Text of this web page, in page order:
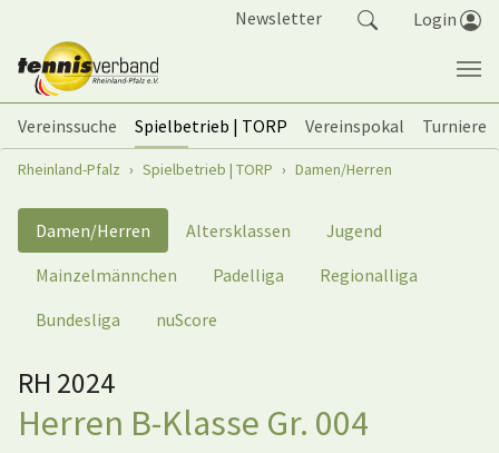
Newsletter Login
Vereinssuche Spielbetrieb | TORP Vereinspokal
Turniere
Sie sind hier:
Rheinland-Pfalz Spielbetrieb | TORP Damen/Herren
Damen/Herren Altersklassen
Jugend
Mainzelmännchen
Padelliga
Regionalliga
Bundesliga
nuScore
RH 2024
Herren B-Klasse Gr. 004